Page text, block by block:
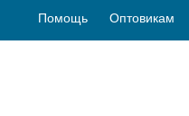
Помощь Оптовикам